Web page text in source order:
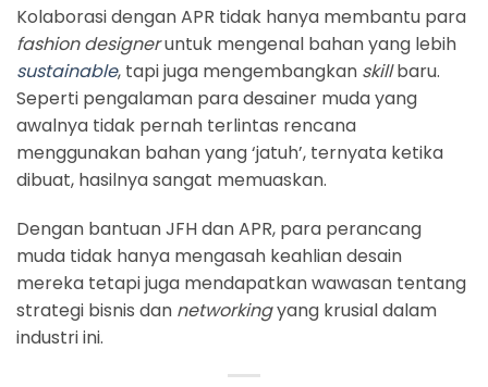
Kolaborasi dengan APR tidak hanya membantu para
fashion designeruntuk mengenal bahan yang lebih
sustainable, tapi juga mengembangkan skillbaru.
Seperti pengalaman para desainer muda yang
awalnya tidak pernah terlintas rencana
menggunakan bahan yang ‘jatuh’, ternyata ketika
dibuat, hasilnya sangat memuaskan.
Dengan bantuan JFH dan APR, para perancang
muda tidak hanya mengasah keahlian desain
mereka tetapi juga mendapatkan wawasan tentang
strategi bisnis dan networkingyang krusial dalam
industri ini.